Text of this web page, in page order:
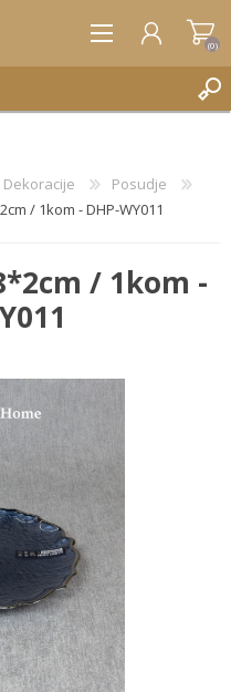
(0)
Posudje
/ 1kom - DHP-WY011
/ 1kom -